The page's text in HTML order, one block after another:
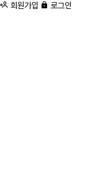
회원가입
로그인